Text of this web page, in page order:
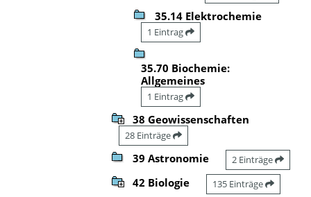
35.14 Elektrochemie
1 Eintrag
35.70 Biochemie:
Allgemeines
1 Eintrag
38 Geowissenschaften
28 Einträge
39 Astronomie 2 Einträge
42 Biologie 135 Einträge